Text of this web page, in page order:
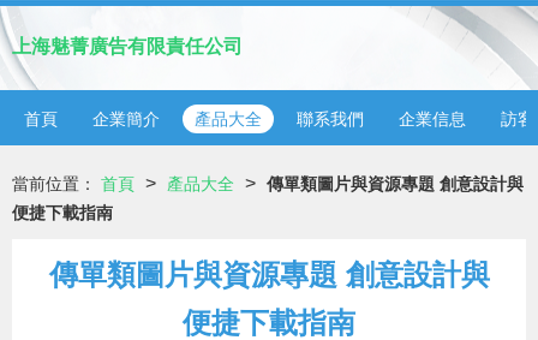
上海魅菁廣告有限責任公司
首頁 企業簡介 產品大全 聯系我們 企業信息 訪客
當前位置： 首頁 > 產品大全 > 傳單類圖片與資源專題 創意設計與
便捷下載指南
傳單類圖片與資源專題 創意設計與
便捷下載指南